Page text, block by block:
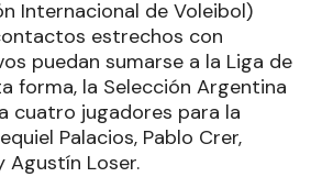
Internacional de Voleibol)
estrechos con
puedan sumarse a la Liga de
forma, la Selección Argentina
cuatro jugadores para la
Palacios, Pablo Crer,
Agustín Loser.